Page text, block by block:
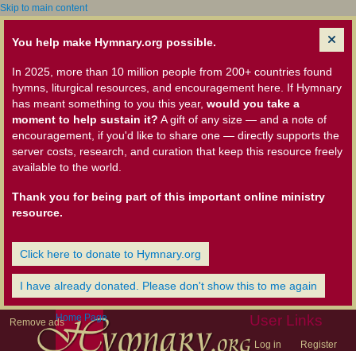
Skip to main content
You help make Hymnary.org possible.
In 2025, more than 10 million people from 200+ countries found
hymns, liturgical resources, and encouragement here. If Hymnary
has meant something to you this year, would you take a
moment to help sustain it? A gift of any size — and a note of
encouragement, if you'd like to share one — directly supports the
server costs, research, and curation that keep this resource freely
available to the world.
Thank you for being part of this important online ministry
resource.
Click here to donate to Hymnary.org
I have already donated. Please don't show this to me again
Remove ads User Links
Log in Register
Home Page